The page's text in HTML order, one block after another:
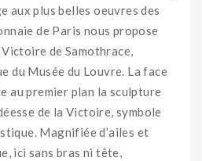
aux plus belles oeuvres des
de Paris nous propose
de Samothrace,
du Musée du Louvre. La face
au premier plan la sculpture
de la Victoire, symbole
Magnifiée d’ailes et
ici sans bras ni tête,